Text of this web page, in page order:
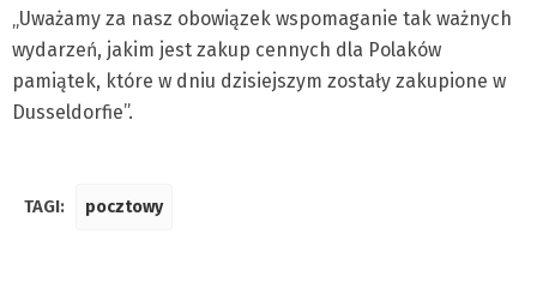
„Uważamy za nasz obowiązek wspomaganie tak ważnych
wydarzeń, jakim jest zakup cennych dla Polaków
pamiątek, które w dniu dzisiejszym zostały zakupione w
Dusseldorfie”.
TAGI: pocztowy